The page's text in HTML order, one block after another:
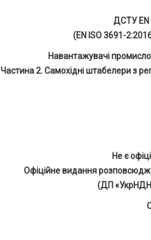
ДСТУ EN
(EN ISO 3691-
Навантажувачі
Частина 2. Самохідні штабелери з
Не є
Офіційне видання
(ДП